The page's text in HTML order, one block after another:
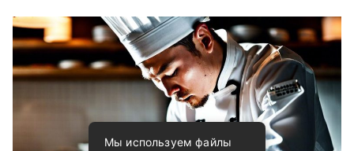
Мы используем файлы